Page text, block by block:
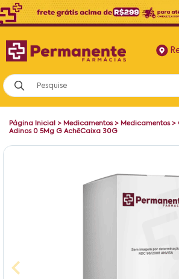
Página Inicial > Medicamentos> Medicamentos>
Adinos 0 5Mg G AchêCaixa 30G